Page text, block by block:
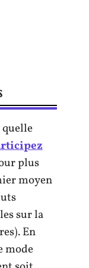
plus
moyen
sur la
En
mode